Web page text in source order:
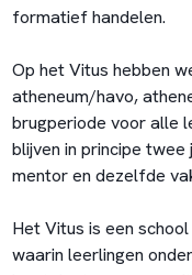
formatief handelen.
Op het Vitus hebben
atheneum/havo,
brugperiode voor alle
blijven in principe
mentor en dezelfde
Het Vitus is een
waarin leerlingen